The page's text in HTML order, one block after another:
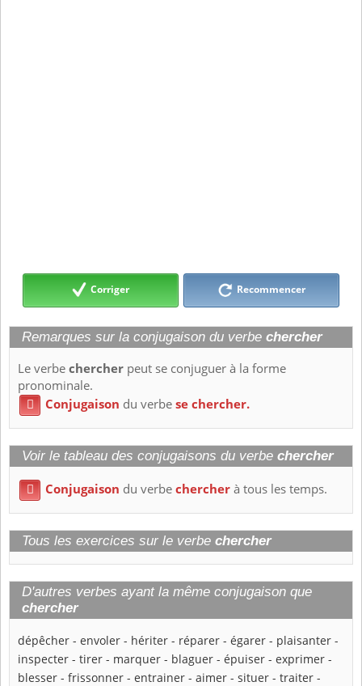
Corriger Recommencer
Remarques sur la conjugaison du verbe chercher
Le verbechercher peut se conjuguer à la forme
pronominale.
 Conjugaison du verbese chercher.
Voir le tableau des conjugaisons du verbe chercher
 Conjugaison du verbechercherà tous les temps.
Tous les exercices sur le verbe chercher
D'autres verbes ayant la même conjugaison que
chercher
dépêcher - envoler - hériter - réparer - égarer - plaisanter -
inspecter - tirer - marquer - blaguer - épuiser - exprimer -
blesser - frissonner - entrainer - aimer - situer - traiter -